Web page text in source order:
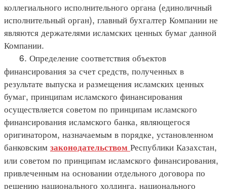
коллегиального исполнительного органа (единоличный
исполнительный орган), главный бухгалтер Компании не
являются держателями исламских ценных бумаг данной
Компании.
6. Определение соответствия объектов
финансирования за счет средств, полученных в
результате выпуска и размещения исламских ценных
бумаг, принципам исламского финансирования
осуществляется советом по принципам исламского
финансирования исламского банка, являющегося
оригинатором, назначаемым в порядке, установленном
банковским законодательством Республики Казахстан,
или советом по принципам исламского финансирования,
привлеченным на основании отдельного договора по
решению национального холдинга, национального